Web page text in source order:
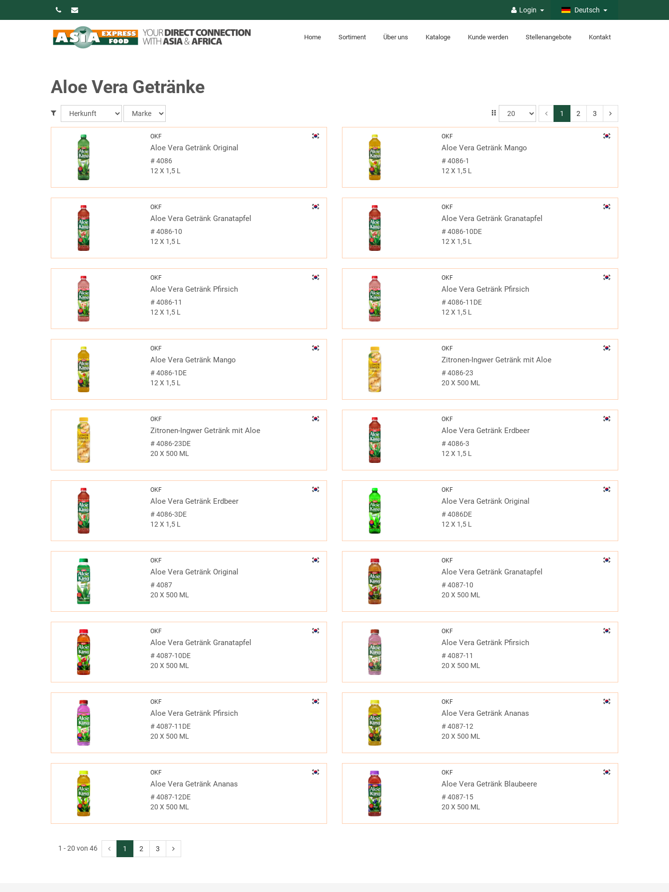
Login Deutsch
Home Sortiment Über uns Kataloge Kunde werden Stellenangebote Kontakt
Aloe Vera Getränke
1 2 3
OKF
Aloe Vera Getränk Original
#4086
12 X 1,5 L
OKF
Aloe Vera Getränk Mango
#4086-1
12 X 1,5 L
OKF
Aloe Vera Getränk Granatapfel
#4086-10
12 X 1,5 L
OKF
Aloe Vera Getränk Granatapfel
#4086-10DE
12 X 1,5 L
OKF
Aloe Vera Getränk Pfirsich
#4086-11
12 X 1,5 L
OKF
Aloe Vera Getränk Pfirsich
#4086-11DE
12 X 1,5 L
OKF
Aloe Vera Getränk Mango
#4086-1DE
12 X 1,5 L
OKF
Zitronen-Ingwer Getränk mit Aloe
#4086-23
20 X 500 ML
OKF
Zitronen-Ingwer Getränk mit Aloe
#4086-23DE
20 X 500 ML
OKF
Aloe Vera Getränk Erdbeer
#4086-3
12 X 1,5 L
OKF
Aloe Vera Getränk Erdbeer
#4086-3DE
12 X 1,5 L
OKF
Aloe Vera Getränk Original
#4086DE
12 X 1,5 L
OKF
Aloe Vera Getränk Original
#4087
20 X 500 ML
OKF
Aloe Vera Getränk Granatapfel
#4087-10
20 X 500 ML
OKF
Aloe Vera Getränk Granatapfel
#4087-10DE
20 X 500 ML
OKF
Aloe Vera Getränk Pfirsich
#4087-11
20 X 500 ML
OKF
Aloe Vera Getränk Pfirsich
#4087-11DE
20 X 500 ML
OKF
Aloe Vera Getränk Ananas
#4087-12
20 X 500 ML
OKF
Aloe Vera Getränk Ananas
#4087-12DE
20 X 500 ML
OKF
Aloe Vera Getränk Blaubeere
#4087-15
20 X 500 ML
1 - 20 von 46 1 2 3